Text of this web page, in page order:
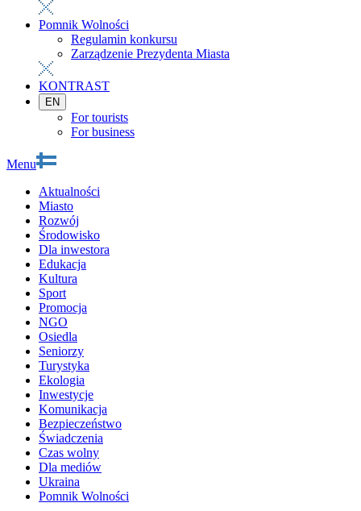
Pomnik Wolności
Regulamin konkursu
Zarządzenie Prezydenta Miasta
KONTRAST
EN
For tourists
For business
Menu
Aktualności
Miasto
Rozwój
Środowisko
Dla inwestora
Edukacja
Kultura
Sport
Promocja
NGO
Osiedla
Seniorzy
Turystyka
Ekologia
Inwestycje
Komunikacja
Bezpieczeństwo
Świadczenia
Czas wolny
Dla mediów
Ukraina
Pomnik Wolności